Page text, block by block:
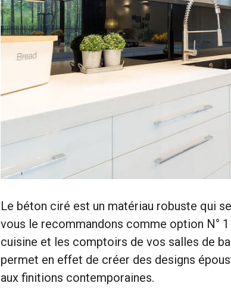
Le béton ciré est un matériau robuste qui
vous le recommandons comme option N°
cuisine et les comptoirs de vos salles de
permet en effet de créer des designs
aux finitions contemporaines.